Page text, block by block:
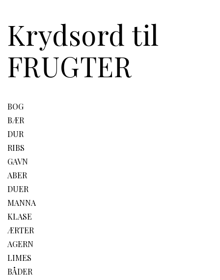
Krydsord til
FRUGTER
BOG
BÆR
DUR
RIBS
GAVN
ABER
DUER
MANNA
KLASE
ÆRTER
AGERN
LIMES
BÅDER